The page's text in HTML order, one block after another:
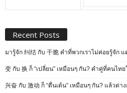
Recent Posts
มารู้จัก 纠结 กับ 干脆 คำที่พวกเราไม่ค่อยรู้จัก
变 กับ 换 ก็ “เปลี่ยน” เหมือนๆ กัน? คำคู่ที่คนไท
兴奋 กับ 激动 ก็ “ตื่นเต้น” เหมือนๆ กัน? แล้วต่า